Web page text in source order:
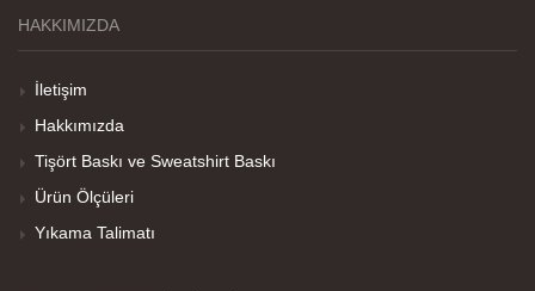
Teşekkürler
Her sey iyi ama baskı göründüğü gibi değil daha
soluk
HAKKIMIZDA
İletişim
Hakkımızda
Tişört Baskı ve Sweatshirt Baskı
Ürün Ölçüleri
Yıkama Talimatı